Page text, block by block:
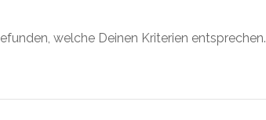
welche Deinen Kriterien entsprechen.